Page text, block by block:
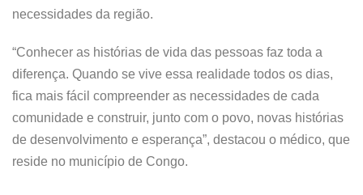
necessidades da região.
“Conhecer as histórias de vida das pessoas faz toda a
diferença. Quando se vive essa realidade todos os dias,
fica mais fácil compreender as necessidades de cada
comunidade e construir, junto com o povo, novas histórias
de desenvolvimento e esperança”, destacou o médico, que
reside no município de Congo.